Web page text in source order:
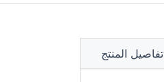
تفاصيل المنتج